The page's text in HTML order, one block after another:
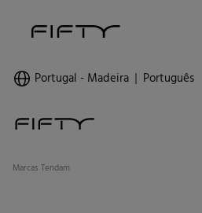
Portugal - Madeira Português
Marcas Tendam